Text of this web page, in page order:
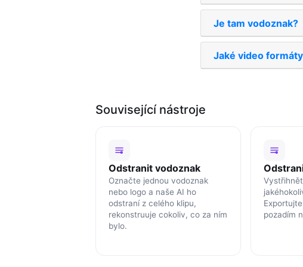
Je tam vodoznak?
Jaké video
Související nástroje
Odstranit vodoznak
Označte jednou vodoznak
nebo logo a naše AI ho
odstraní z celého klipu,
rekonstruuje cokoliv, co za ním
bylo.
pozadím